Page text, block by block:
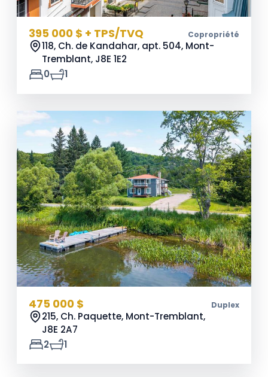
395 000 $ + TPS/TVQ Copropriété
118, Ch. de Kandahar, apt. 504, Mont-
Tremblant, J8E 1E2
0
1
475 000 $ Duplex
215, Ch. Paquette, Mont-Tremblant,
J8E 2A7
2
1